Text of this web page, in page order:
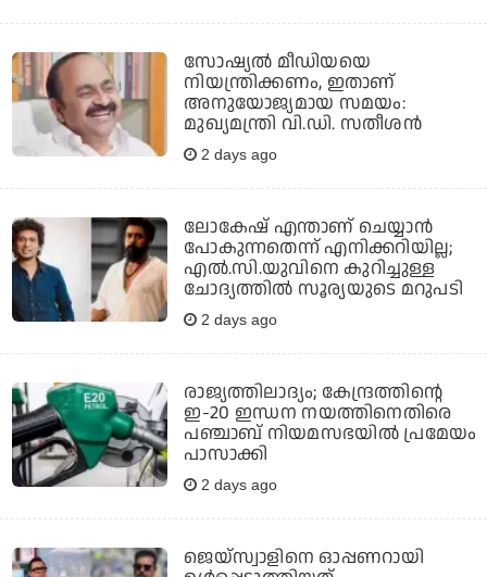
സോഷ്യല്‍ മീഡിയയെ
നിയന്ത്രിക്കണം, ഇതാണ്
അനുയോജ്യമായ സമയം:
മുഖ്യമന്ത്രി വി.ഡി. സതീശന്‍
2 days ago
ലോകേഷ് എന്താണ് ചെയ്യാന്‍
പോകുന്നതെന്ന് എനിക്കറിയില്ല;
എല്‍.സി.യുവിനെ കുറിച്ചുള്ള
ചോദ്യത്തില്‍ സൂര്യയുടെ മറുപടി
2 days ago
രാജ്യത്തിലാദ്യം; കേന്ദ്രത്തിന്റെ
ഇ-20 ഇന്ധന നയത്തിനെതിരെ
പഞ്ചാബ് നിയമസഭയില്‍ പ്രമേയം
പാസാക്കി
2 days ago
ജെയ്‌സ്വാളിനെ ഓപ്പണറായി